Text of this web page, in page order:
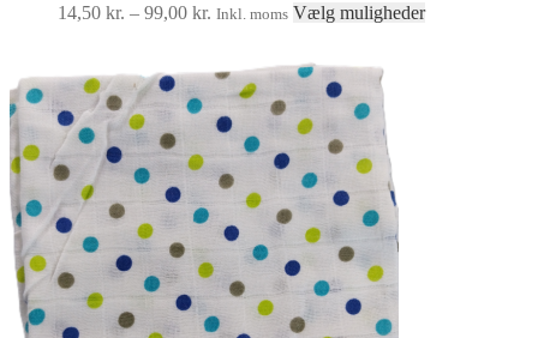
14,50 kr. – 99,00 kr. Prisinterval:
99,00 kr.
Inkl. moms Vælg mulighederDette